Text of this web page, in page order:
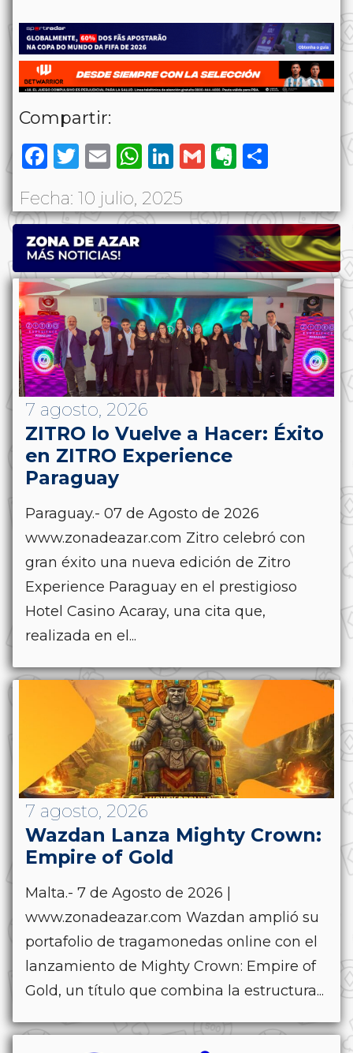
Compartir:
Facebook
Twitter
EmailWhatsApp
LinkedIn
GmailEvernote
Fecha: 10 julio, 2025
7 agosto, 2026
ZITRO lo Vuelve a Hacer: Éxito
en ZITRO Experience
Paraguay
Paraguay.- 07 de Agosto de 2026
www.zonadeazar.com Zitro celebró con
gran éxito una nueva edición de Zitro
Experience Paraguay en el prestigioso
Hotel Casino Acaray, una cita que,
realizada en el...
7 agosto, 2026
Wazdan Lanza Mighty Crown:
Empire of Gold
Malta.- 7 de Agosto de 2026 |
www.zonadeazar.com Wazdan amplió su
portafolio de tragamonedas online con el
lanzamiento de Mighty Crown: Empire of
Gold, un título que combina la estructura...